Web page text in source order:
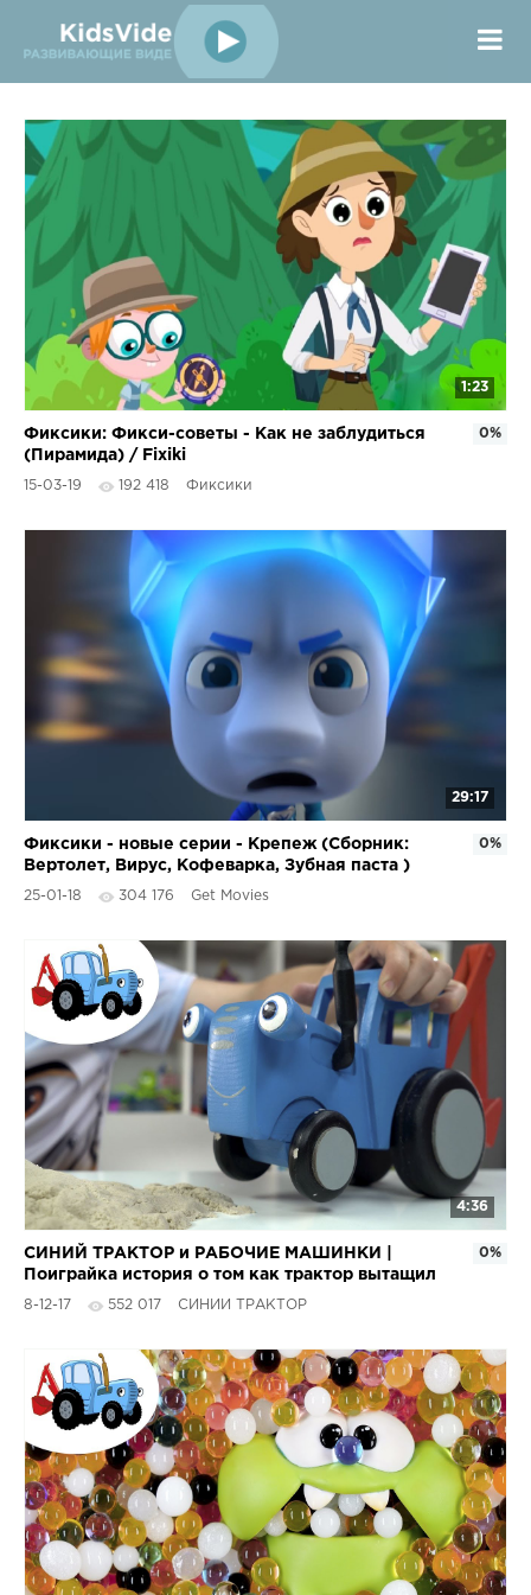
1:23
Фиксики: Фикси-советы - Как не заблудиться
(Пирамида) / Fixiki
15-03-19 192 418 Фиксики
0%
29:17
Фиксики - новые серии - Крепеж (Сборник:
Вертолет, Вирус, Кофеварка, Зубная паста )
25-01-18 304 176 Get Movies
0%
4:36
СИНИЙ ТРАКТОР и РАБОЧИЕ МАШИНКИ |
Поиграйка история о том как трактор вытащил
всех из песка
8-12-17 552 017 СИНИЙ ТРАКТОР
0%